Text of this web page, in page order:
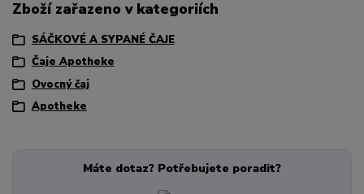
Zboží zařazeno v kategoriích
SÁČKOVÉ A SYPANÉ ČAJE
Čaje Apotheke
Ovocný čaj
Apotheke
Máte dotaz? Potřebujete poradit?